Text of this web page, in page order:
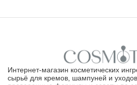
Интернет-магазин косметических
сырьё для кремов, шампуней и